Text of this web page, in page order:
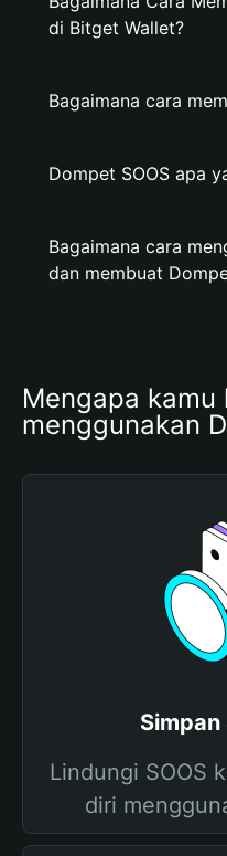
di Bitget Wallet?
Bagaimana cara
Dompet SOOS apa
Bagaimana cara
dan membuat
Mengapa kamu
menggunakan
Simpan
Lindungi SOOS
diri